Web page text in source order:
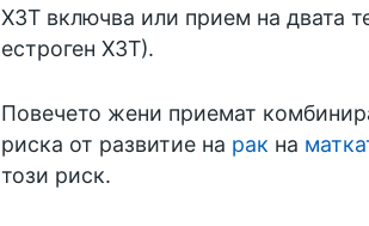
ХЗТ включва или прием на двата
естроген ХЗТ).
Повечето жени приемат
риска от развитие на рак на
този риск.